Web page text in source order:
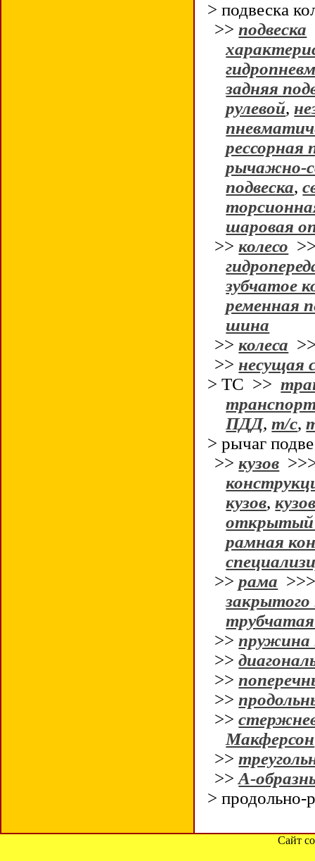
> подвеска
>>подвеска
задняя
рулевой,
рессорная
рычажно-
подвеска,
шаровая
>>колесо
зубчатое
ременная
шина
>>колеса
>> несущая
> ТС >>
ПДД,т/с,
> рычаг
>>кузов
кузов,
открытый
рамная
>>рама
>>пружина
>>
>>
>>
>>
Макферсон
>>
>>А-
>
Сайт